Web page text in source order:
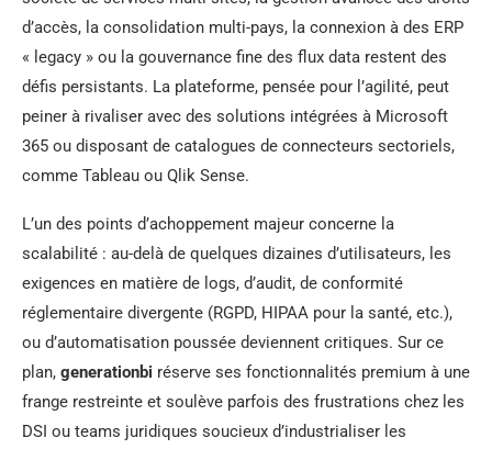
d’accès, la consolidation multi-pays, la connexion à des ERP
« legacy » ou la gouvernance fine des flux data restent des
défis persistants. La plateforme, pensée pour l’agilité, peut
peiner à rivaliser avec des solutions intégrées à Microsoft
365 ou disposant de catalogues de connecteurs sectoriels,
comme Tableau ou Qlik Sense.
L’un des points d’achoppement majeur concerne la
scalabilité : au-delà de quelques dizaines d’utilisateurs, les
exigences en matière de logs, d’audit, de conformité
réglementaire divergente (RGPD, HIPAA pour la santé, etc.),
ou d’automatisation poussée deviennent critiques. Sur ce
plan, generationbi réserve ses fonctionnalités premium à une
frange restreinte et soulève parfois des frustrations chez les
DSI ou teams juridiques soucieux d’industrialiser les